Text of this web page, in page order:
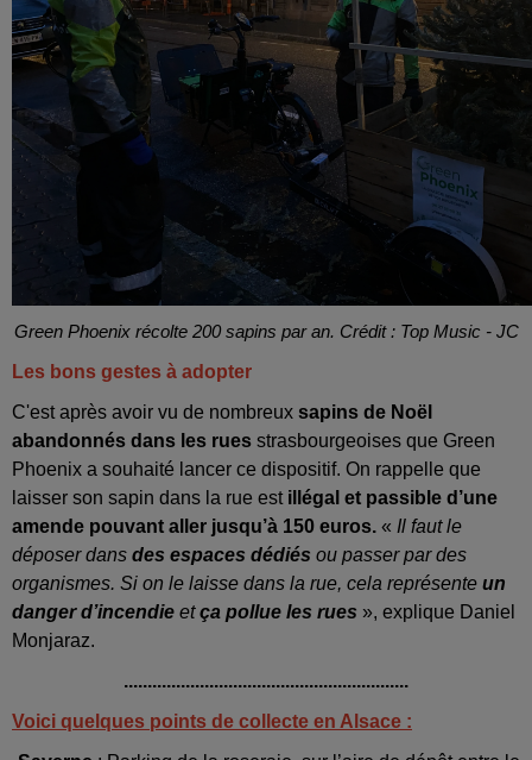
Green Phoenix récolte 200 sapins par an. Crédit : Top Music - JC
Les bons gestes à adopter
C'est après avoir vu de nombreux sapins de Noël
abandonnés dans les rues strasbourgeoises que Green
Phoenix a souhaité lancer ce dispositif. On rappelle que
laisser son sapin dans la rue est illégal et passible d’une
amende pouvant aller jusqu’à 150 euros. « Il faut le
déposer dans des espaces dédiés ou passer par des
organismes. Si on le laisse dans la rue, cela représente un
danger d’incendie etça pollue les rues », explique Daniel
Monjaraz.
............................................................
Voici quelques points de collecte en Alsace :